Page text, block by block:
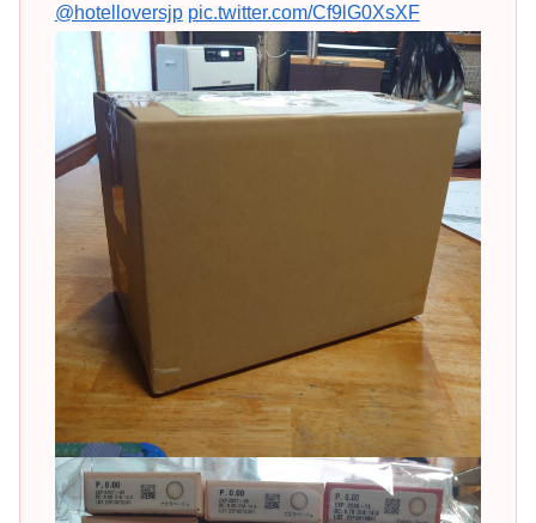
@hotelloversjp pic.twitter.com/Cf9lG0XsXF